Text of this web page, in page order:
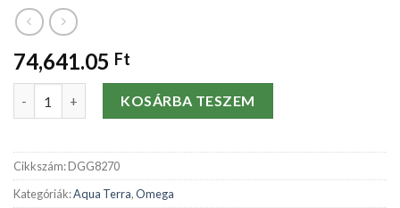
74,641.05 Ft
Replika órák Omega Aqua Terra 150m Gents
KOSÁRBA TESZEM
Cikkszám:DGG8270
Kategóriák:Aqua Terra,Omega